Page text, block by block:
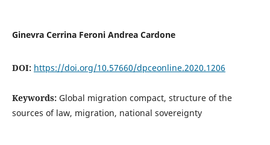
Ginevra Cerrina Feroni Andrea Cardone
DOI: https://doi.org/10.57660/dpceonline.2020.1206
Keywords: Global migration compact, structure of the
sources of law, migration, national sovereignty